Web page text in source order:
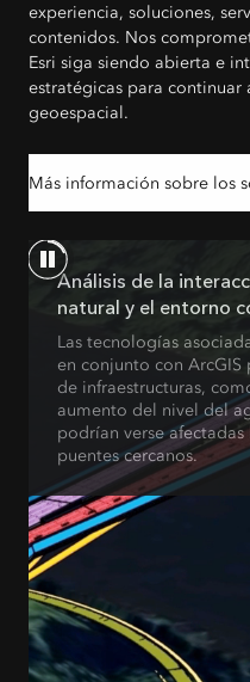
experiencia, soluciones,
contenidos. Nos
Esri siga siendo abierta e
estratégicas para continuar
geoespacial.
Más información sobre los
Análisis de la
natural y el entorno
Las tecnologías
en conjunto con
de infraestructuras,
aumento del nivel del
podrían verse afectadas
puentes cercanos.